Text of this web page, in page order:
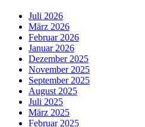
Juli 2026
März 2026
Februar 2026
Januar 2026
Dezember 2025
November 2025
September 2025
August 2025
Juli 2025
März 2025
Februar 2025